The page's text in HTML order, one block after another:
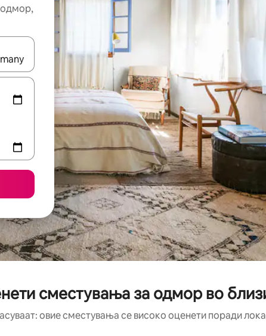
одмор,
со копчињата со стрелки нагоре и надолу или истражувајте со
сместувања за одмор во
овие сместувања се високо оценети поради